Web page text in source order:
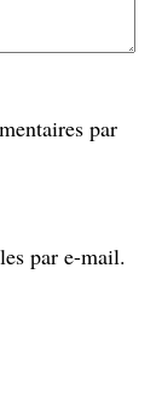
par
par e-mail.